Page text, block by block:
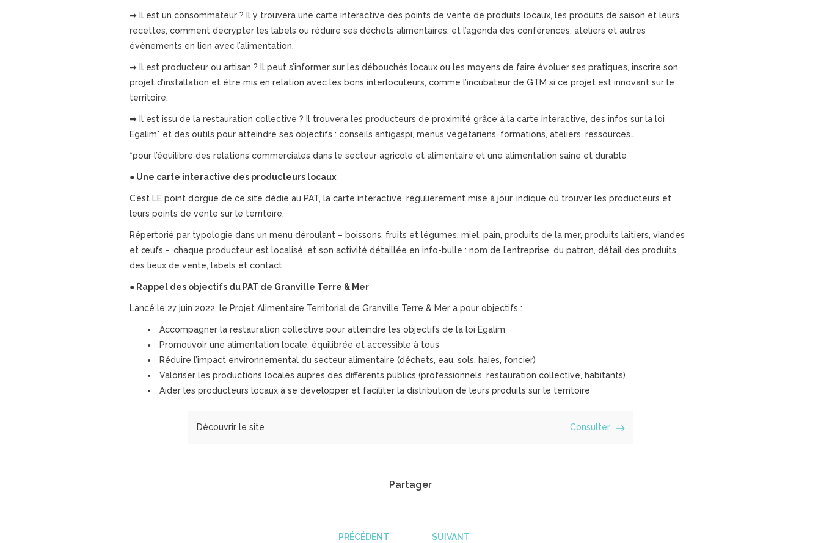
➡ Il est un consommateur ? Il y trouvera une carte interactive des points de vente de produits locaux, les produits de saison et leurs
recettes, comment décrypter les labels ou réduire ses déchets alimentaires, et l’agenda des conférences, ateliers et autres
évènements en lien avec l’alimentation.
➡ Il est producteur ou artisan ? Il peut s’informer sur les débouchés locaux ou les moyens de faire évoluer ses pratiques, inscrire son
projet d’installation et être mis en relation avec les bons interlocuteurs, comme l’incubateur de GTM si ce projet est innovant sur le
territoire.
➡ Il est issu de la restauration collective ? Il trouvera les producteurs de proximité grâce à la carte interactive, des infos sur la loi
Egalim* et des outils pour atteindre ses objectifs : conseils antigaspi, menus végétariens, formations, ateliers, ressources…
*pour l’équilibre des relations commerciales dans le secteur agricole et alimentaire et une alimentation saine et durable
● Une carte interactive des producteurs locaux
C’est LE point d’orgue de ce site dédié au PAT, la carte interactive, régulièrement mise à jour, indique où trouver les producteurs et
leurs points de vente sur le territoire.
Répertorié par typologie dans un menu déroulant – boissons, fruits et légumes, miel, pain, produits de la mer, produits laitiers, viandes
et œufs -, chaque producteur est localisé, et son activité détaillée en info-bulle : nom de l’entreprise, du patron, détail des produits,
des lieux de vente, labels et contact.
● Rappel des objectifs du PAT de Granville Terre & Mer
Lancé le 27 juin 2022, le Projet Alimentaire Territorial de Granville Terre & Mer a pour objectifs :
Accompagner la restauration collective pour atteindre les objectifs de la loi Egalim
Promouvoir une alimentation locale, équilibrée et accessible à tous
Réduire l’impact environnemental du secteur alimentaire (déchets, eau, sols, haies, foncier)
Valoriser les productions locales auprès des différents publics (professionnels, restauration collective, habitants)
Aider les producteurs locaux à se développer et faciliter la distribution de leurs produits sur le territoire
Découvrir le site Consulter
Partager
PRÉCÉDENT SUIVANT